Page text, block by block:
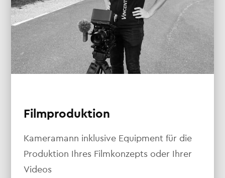
Filmproduktion
Kameramann inklusive Equipment für die
Produktion Ihres Filmkonzepts oder Ihrer
Videos